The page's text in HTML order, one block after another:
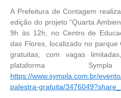
A Prefeitura de Contagem
edição do projeto “Quarta
9h às 12h, no Centro de
das Flores, localizado no parque
gratuitas, com vagas
plataforma
https://www.sympla.com.br/
palestra-gratuita/